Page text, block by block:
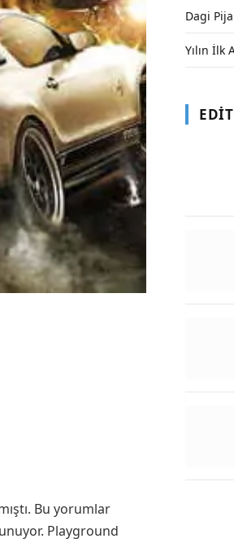
Bu yorumlar
Playground
Dagi
Yılın İlk